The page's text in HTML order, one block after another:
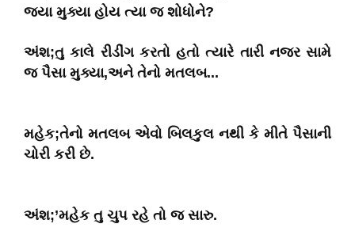
જ્યા મુક્યા હોય ત્યા જ શોધોને?
અંશ;તુ કાલે રીડીંગ કરતો હતો ત્યારે તારી નજર સામે
જ પૈસા મુક્યા,અને તેનો મતલબ...
મહેક;તેનો મતલબ એવો બિલકુલ નથી કે મીતે પૈસાની
ચોરી કરી છે.
અંશ;’મહેક તુ ચુપ રહે તો જ સારુ.